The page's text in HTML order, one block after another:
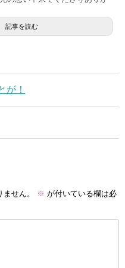
記事を読む
が！
せん。 ※ が付いている欄は必